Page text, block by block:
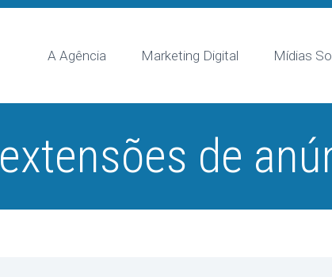
A Agência Marketing Digital Mídias
extensões de